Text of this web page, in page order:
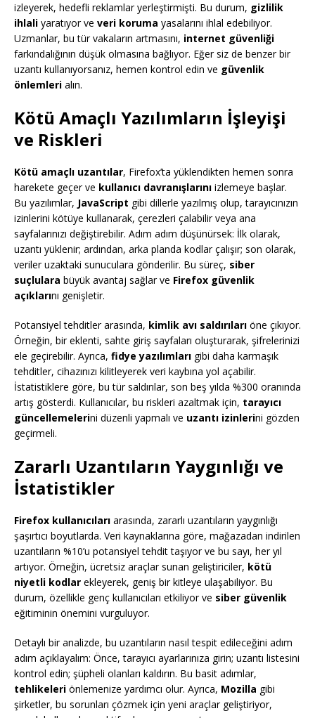
izleyerek, hedefli reklamlar yerleştirmişti. Bu durum, gizlilik
ihlali yaratıyor ve veri koruma yasalarını ihlal edebiliyor.
Uzmanlar, bu tür vakaların artmasını, internet güvenliği
farkındalığının düşük olmasına bağlıyor. Eğer siz de benzer bir
uzantı kullanıyorsanız, hemen kontrol edin ve güvenlik
önlemleri alın.
Kötü Amaçlı Yazılımların İşleyişi
ve Riskleri
Kötü amaçlı uzantılar, Firefox’ta yüklendikten hemen sonra
harekete geçer ve kullanıcı davranışlarını izlemeye başlar.
Bu yazılımlar, JavaScript gibi dillerle yazılmış olup, tarayıcınızın
izinlerini kötüye kullanarak, çerezleri çalabilir veya ana
sayfalarınızı değiştirebilir. Adım adım düşünürsek: İlk olarak,
uzantı yüklenir; ardından, arka planda kodlar çalışır; son olarak,
veriler uzaktaki sunuculara gönderilir. Bu süreç, siber
suçlulara büyük avantaj sağlar ve Firefox güvenlik
açıklarını genişletir.
Potansiyel tehditler arasında, kimlik avı saldırıları öne çıkıyor.
Örneğin, bir eklenti, sahte giriş sayfaları oluşturarak, şifrelerinizi
ele geçirebilir. Ayrıca, fidye yazılımları gibi daha karmaşık
tehditler, cihazınızı kilitleyerek veri kaybına yol açabilir.
İstatistiklere göre, bu tür saldırılar, son beş yılda %300 oranında
artış gösterdi. Kullanıcılar, bu riskleri azaltmak için, tarayıcı
güncellemelerini düzenli yapmalı ve uzantı izinlerini gözden
geçirmeli.
Zararlı Uzantıların Yaygınlığı ve
İstatistikler
Firefox kullanıcıları arasında, zararlı uzantıların yaygınlığı
şaşırtıcı boyutlarda. Veri kaynaklarına göre, mağazadan indirilen
uzantıların %10’u potansiyel tehdit taşıyor ve bu sayı, her yıl
artıyor. Örneğin, ücretsiz araçlar sunan geliştiriciler, kötü
niyetli kodlar ekleyerek, geniş bir kitleye ulaşabiliyor. Bu
durum, özellikle genç kullanıcıları etkiliyor ve siber güvenlik
eğitiminin önemini vurguluyor.
Detaylı bir analizde, bu uzantıların nasıl tespit edileceğini adım
adım açıklayalım: Önce, tarayıcı ayarlarınıza girin; uzantı listesini
kontrol edin; şüpheli olanları kaldırın. Bu basit adımlar,
tehlikeleri önlemenize yardımcı olur. Ayrıca, Mozilla gibi
şirketler, bu sorunları çözmek için yeni araçlar geliştiriyor,